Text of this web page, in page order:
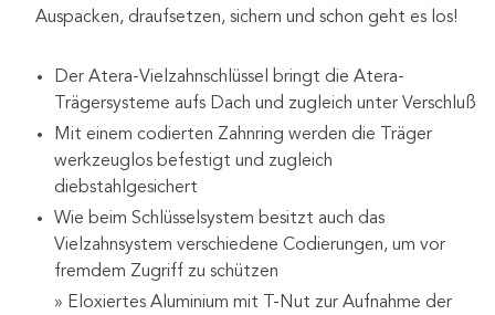
Auspacken, draufsetzen, sichern und schon geht es los!
Der Atera-Vielzahnschlüssel bringt die Atera-
Trägersysteme aufs Dach und zugleich unter Verschluß
Mit einem codierten Zahnring werden die Träger
werkzeuglos befestigt und zugleich
diebstahlgesichert
Wie beim Schlüsselsystem besitzt auch das
Vielzahnsystem verschiedene Codierungen, um vor
fremdem Zugriff zu schützen
» Eloxiertes Aluminium mit T-Nut zur Aufnahme der